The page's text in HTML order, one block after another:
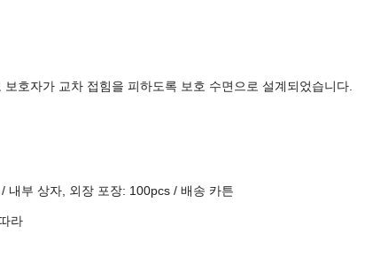
호자가 교차 접힘을 피하도록 보호 수면으로 설계되었습니다.
내부 상자, 외장 포장: 100pcs / 배송 카튼
라